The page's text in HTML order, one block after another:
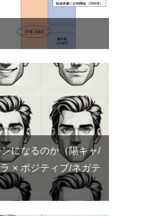
になるのか（陽キャ/
× ポジティブ/ネガテ